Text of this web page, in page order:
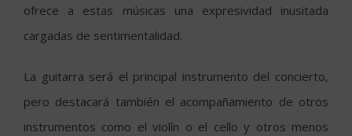
ofrece a estas músicas una expresividad inusitada
cargadas de sentimentalidad.
La guitarra será el principal instrumento del concierto,
pero destacará también el acompañamiento de otros
instrumentos como el violín o el cello y otros menos